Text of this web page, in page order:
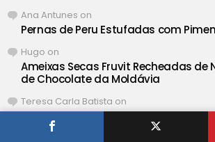
Ana Antunes on
Pernas de Peru Estufadas com
Hugo on
Ameixas Secas Fruvit Recheadas de
de Chocolate da Moldávia
Teresa Carla Batista on
Ameixas Secas Fruvit Recheadas de
de Chocolate da Moldávia